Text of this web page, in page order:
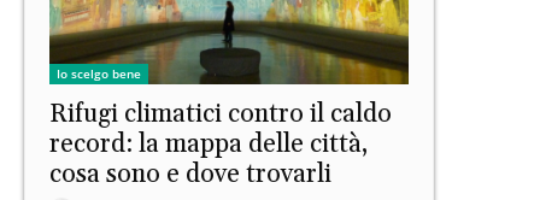
Io scelgo bene
Rifugi climatici contro il caldo
record: la mappa delle città,
cosa sono e dove trovarli